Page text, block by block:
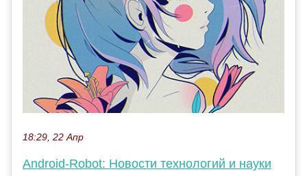
18:29, 22 Апр
Android-Robot: Новости технологий и науки